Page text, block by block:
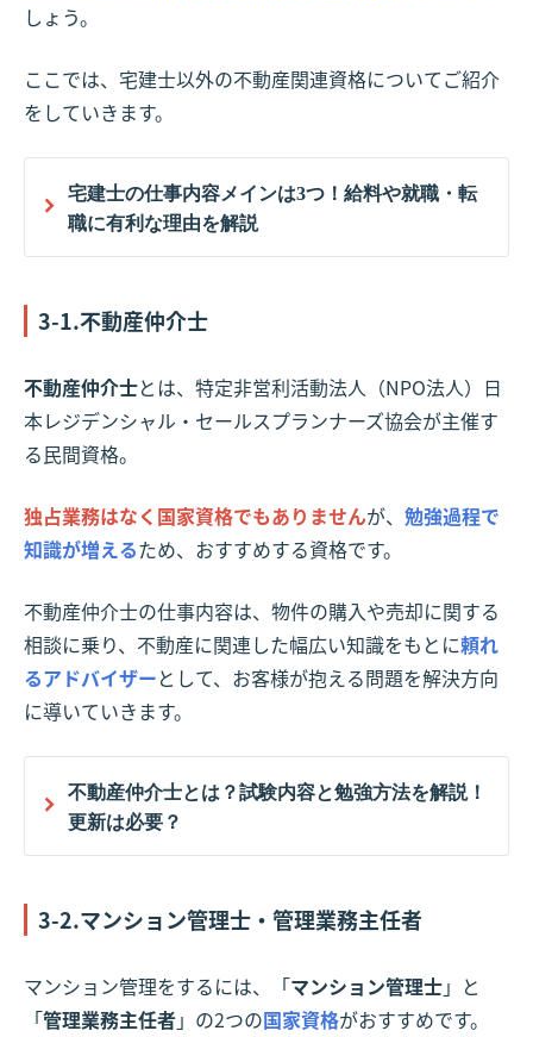
しょう。
ここでは、宅建士以外の不動産関連資格についてご紹介
をしていきます。
宅建士の仕事内容メインは3つ！給料や就職・転
職に有利な理由を解説
3-1.不動産仲介士
不動産仲介士とは、特定非営利活動法人（NPO法人）日
本レジデンシャル・セールスプランナーズ協会が主催す
る民間資格。
独占業務はなく国家資格でもありませんが、 勉強過程で
知識が増えるため、おすすめする資格です。
不動産仲介士の仕事内容は、物件の購入や売却に関する
相談に乗り、不動産に関連した幅広い知識をもとに頼れ
るアドバイザーとして、お客様が抱える問題を解決方向
に導いていきます。
不動産仲介士とは？試験内容と勉強方法を解説！
更新は必要？
3-2.マンション管理士・管理業務主任者
マンション管理をするには、「マンション管理士」と
「管理業務主任者」の2つの国家資格がおすすめです。